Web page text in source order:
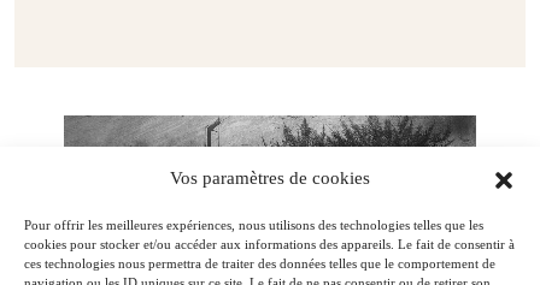
Vos paramètres de cookies
Pour offrir les meilleures expériences, nous utilisons des technologies telles que les
cookies pour stocker et/ou accéder aux informations des appareils. Le fait de consentir à
ces technologies nous permettra de traiter des données telles que le comportement de
navigation ou les ID uniques sur ce site. Le fait de ne pas consentir ou de retirer son